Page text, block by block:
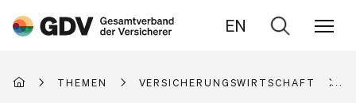
EN
Zur
THEMEN VERSICHERUNGSWIRTSCHAFT